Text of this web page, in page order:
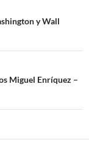
y Wall
Miguel Enríquez –